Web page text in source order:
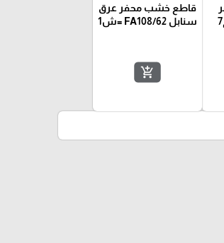
قاطع خشب محفر عرق
سنابل FA108/62 =ش1
add_shopping_cart